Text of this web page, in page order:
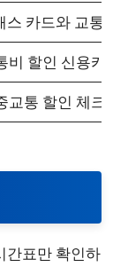
스 카드와 교통비
비 할인 신용카드
교통 할인 체크카
간표만 확인하